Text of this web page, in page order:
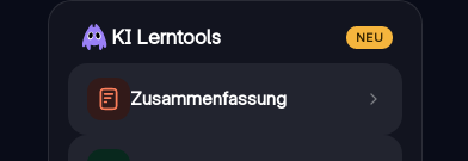
KI Lerntools NEU
Zusammenfassung